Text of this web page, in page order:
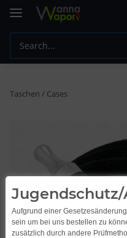
Taschen / Cases
Aufgrund einer
sein um bei uns bestellen zu
zusätzlich durch andere